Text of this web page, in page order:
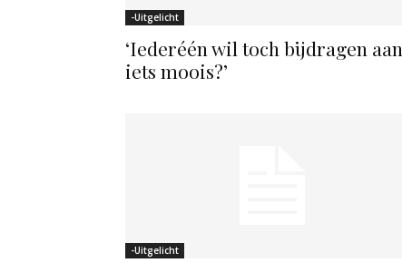
-Uitgelicht
‘Iederéén wil toch bijdragen aan
iets moois?’
-Uitgelicht